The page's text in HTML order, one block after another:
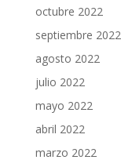
octubre 2022
septiembre 2022
agosto 2022
julio 2022
mayo 2022
abril 2022
marzo 2022